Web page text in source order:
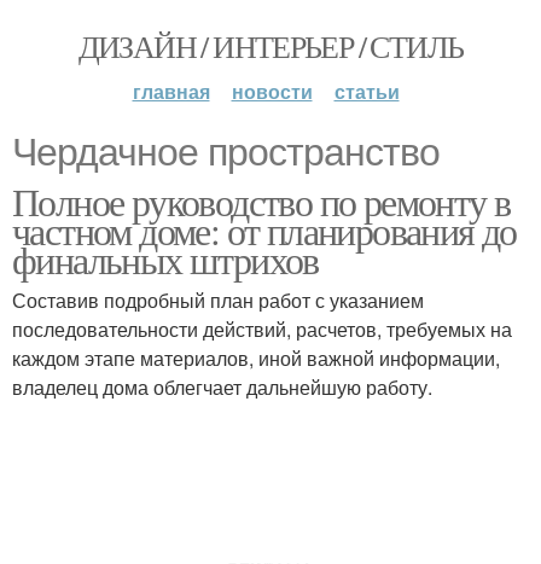
ДИЗАЙН / ИНТЕРЬЕР / СТИЛЬ
главная новости статьи
Чердачное пространство
Полное руководство по ремонту в
частном доме: от планирования до
финальных штрихов
Составив подробный план работ с указанием
последовательности действий, расчетов, требуемых на
каждом этапе материалов, иной важной информации,
владелец дома облегчает дальнейшую работу.